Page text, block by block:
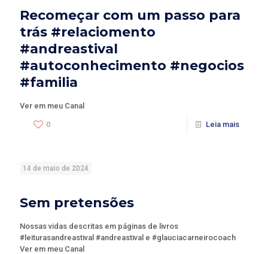
Recomeçar com um passo para
trás #relaciomento
#andreastival
#autoconhecimento #negocios
#familia
Ver em meu Canal
0 Leia mais
14 de maio de 2024
Sem pretensões
Nossas vidas descritas em páginas de livros
#leiturasandreastival #andreastival e #glauciacarneirocoach
Ver em meu Canal